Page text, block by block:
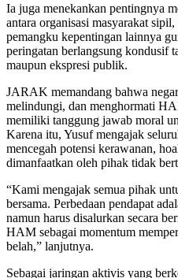
Ia juga menekankan pentingnya
antara organisasi masyarakat
pemangku kepentingan lainnya
peringatan berlangsung kondusif
maupun ekspresi publik.
JARAK memandang bahwa
melindungi, dan menghormati
memiliki tanggung jawab moral
Karena itu, Yusuf mengajak
mencegah potensi kerawanan,
dimanfaatkan oleh pihak tidak
“Kami mengajak semua pihak
bersama. Perbedaan pendapat
namun harus disalurkan secara
HAM sebagai momentum
belah,” lanjutnya.
Sebagai jaringan aktivis yang